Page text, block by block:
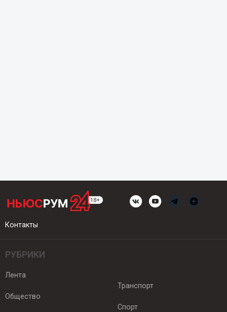
Контакты
РУБРИКИ
Лента
Общество
Транспорт
Спорт